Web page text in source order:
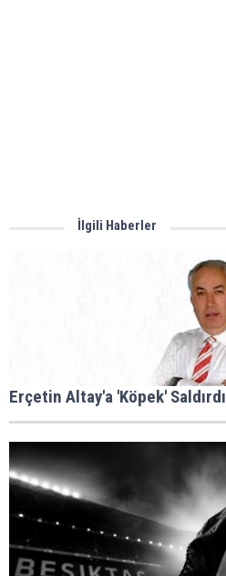
İlgili Haberler
Erçetin Altay'a 'Köpek' Saldırdı